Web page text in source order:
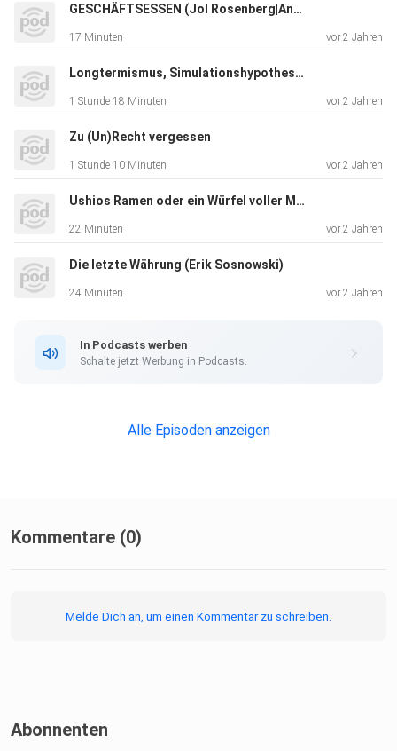
GESCHÄFTSESSEN (Jol Rosenberg|André Hupfer)
17 Minuten vor 2 Jahren
Longtermismus, Simulationshypothese, Universe25, Transhumanisus, Dataismus & Posthumanismus
1 Stunde 18 Minuten vor 2 Jahren
Zu (Un)Recht vergessen
1 Stunde 10 Minuten vor 2 Jahren
Ushios Ramen oder ein Würfel voller Möglichkeiten (Dan Schuh|Stefan Krombach)
22 Minuten vor 2 Jahren
Die letzte Währung (Erik Sosnowski)
24 Minuten vor 2 Jahren
In Podcasts werben
Schalte jetzt Werbung in Podcasts.
Alle Episoden anzeigen
Kommentare (0)
Melde Dich an, um einen Kommentar zu schreiben.
Abonnenten